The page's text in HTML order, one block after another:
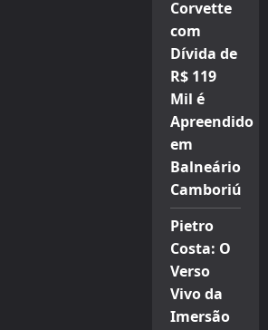
Corvette
com
Dívida de
R$ 119
Mil é
Apreendido
em
Balneário
Camboriú
Pietro
Costa: O
Verso
Vivo da
Imersão